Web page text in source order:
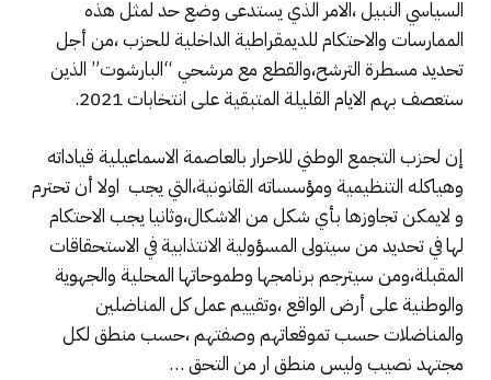
السياسي النبيل ،الامر الذي يستدعى وضع حد لمثل هذه
الممارسات والاحتكام للديمقراطية الداخلية للحزب ،من أجل
تحديد مسطرة الترشح،والقطع مع مرشحي “البارشوت” الذين
ستعصف بهم الايام القليلة المتبقية على انتخابات 2021.
إن لحزب التجمع الوطني للاحرار بالعاصمة الاسماعيلية قياداته
وهياكله التنظيمية ومؤسساته القانونية،التي يجب اولا أن تحترم
و لايمكن تجاوزها بأي شكل من الاشكال،وثانيا يجب الاحتكام
لها في تحديد من سيتولى المسؤولية الانتذابية في الاستحقاقات
المقبلة،ومن سيترجم برنامجها وطموحاتها المحلية والجهوية
والوطنية على أرض الواقع ،وتقييم عمل كل المناضلين
والمناضلات حسب تموقعاتهم وصفتهم ،حسب منطق لكل
مجتهد نصيب وليس منطق ار من التحق …